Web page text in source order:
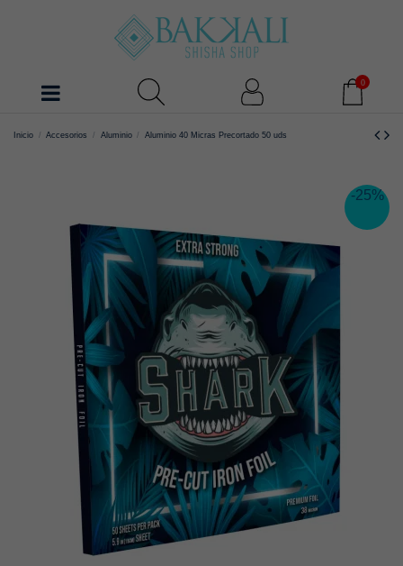
0
Inicio Accesorios Aluminio Aluminio 40 Micras Precortado 50 uds
-25%